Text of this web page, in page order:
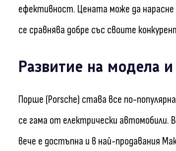
ефективност. Цената може да нарасне
се сравнява добре със своите
Развитие на модела
Порше (Porsche) става все по-
се гама от електрически автомобили.
вече е достъпна и в най-продавания